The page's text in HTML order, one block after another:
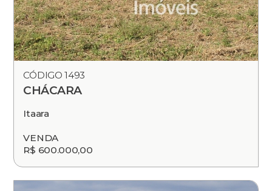
CÓDIGO 1493
CHÁCARA
Itaara
VENDA
R$ 600.000,00